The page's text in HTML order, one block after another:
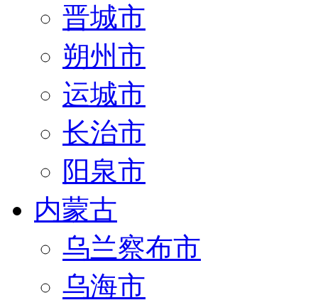
晋城市
朔州市
运城市
长治市
阳泉市
内蒙古
乌兰察布市
乌海市